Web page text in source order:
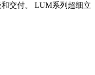
交付。 LUM系列超细立